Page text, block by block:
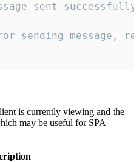
sent
sending message,
is currently viewing and the
may be useful for SPA